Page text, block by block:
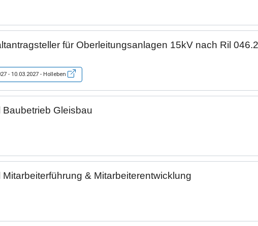
für Oberleitungsanlagen 15kV nach Ril
- 10.03.2027 - Holleben
Baubetrieb Gleisbau
& Mitarbeiterentwicklung